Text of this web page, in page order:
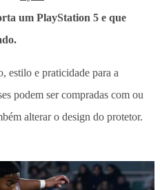
um PlayStation 5 e que
estilo e praticidade para a
podem ser compradas com ou
alterar o design do protetor.